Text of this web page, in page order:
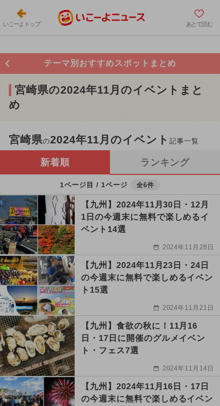
いこーよトップ あとで読む
テーマ別おすすめスポットまとめ
宮崎県の2024年11月のイベントまと
め
宮崎県の2024年11月のイベント記事一覧
新着順 ランキング
1ページ目 / 1ページ 全6件
【九州】2024年11月30日・12月
1日の今週末に無料で楽しめるイ
ベント14選
2024年11月28日
【九州】2024年11月23日・24日
の今週末に無料で楽しめるイベン
ト15選
2024年11月21日
【九州】食欲の秋に！11月16
日・17日に開催のグルメイベン
ト・フェス7選
2024年11月14日
【九州】2024年11月16日・17日
の今週末に無料で楽しめるイベン